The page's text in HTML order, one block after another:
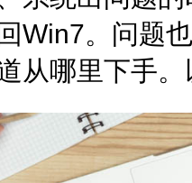
Win7。问题
从哪里下手